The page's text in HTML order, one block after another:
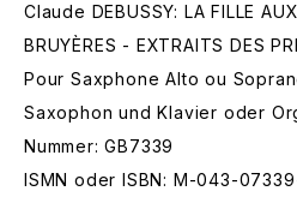
Claude DEBUSSY: LA FILLE
BRUYÈRES - EXTRAITS DES
Pour Saxphone Alto ou
Saxophon und Klavier oder
Nummer: GB7339
ISMN oder ISBN: M-043-